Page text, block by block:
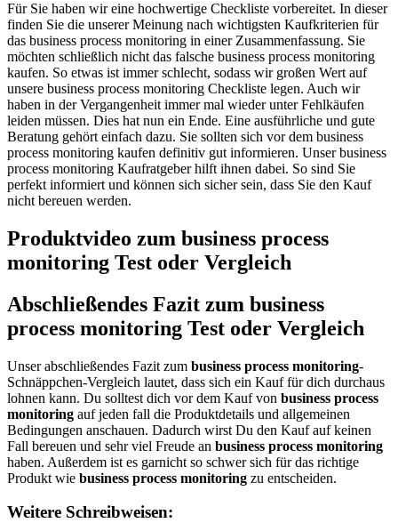
Für Sie haben wir eine hochwertige Checkliste vorbereitet. In dieser
finden Sie die unserer Meinung nach wichtigsten Kaufkriterien für
das business process monitoring in einer Zusammenfassung. Sie
möchten schließlich nicht das falsche business process monitoring
kaufen. So etwas ist immer schlecht, sodass wir großen Wert auf
unsere business process monitoring Checkliste legen. Auch wir
haben in der Vergangenheit immer mal wieder unter Fehlkäufen
leiden müssen. Dies hat nun ein Ende. Eine ausführliche und gute
Beratung gehört einfach dazu. Sie sollten sich vor dem business
process monitoring kaufen definitiv gut informieren. Unser business
process monitoring Kaufratgeber hilft ihnen dabei. So sind Sie
perfekt informiert und können sich sicher sein, dass Sie den Kauf
nicht bereuen werden.
Produktvideo zum business process
monitoring Test oder Vergleich
Abschließendes Fazit zum business
process monitoring Test oder Vergleich
Unser abschließendes Fazit zum business process monitoring-
Schnäppchen-Vergleich lautet, dass sich ein Kauf für dich durchaus
lohnen kann. Du solltest dich vor dem Kauf von business process
monitoring auf jeden fall die Produktdetails und allgemeinen
Bedingungen anschauen. Dadurch wirst Du den Kauf auf keinen
Fall bereuen und sehr viel Freude an business process monitoring
haben. Außerdem ist es garnicht so schwer sich für das richtige
Produkt wie business process monitoring zu entscheiden.
Weitere Schreibweisen: